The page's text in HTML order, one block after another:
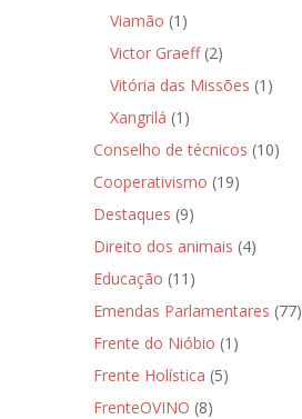
Viamão (1)
Victor Graeff(2)
Vitória das Missões (1)
Xangrilá (1)
Conselho de técnicos (10)
Cooperativismo (19)
Destaques (9)
Direito dos animais (4)
Educação (11)
Emendas Parlamentares (77)
Frente do Nióbio (1)
Frente Holística (5)
FrenteOVINO (8)